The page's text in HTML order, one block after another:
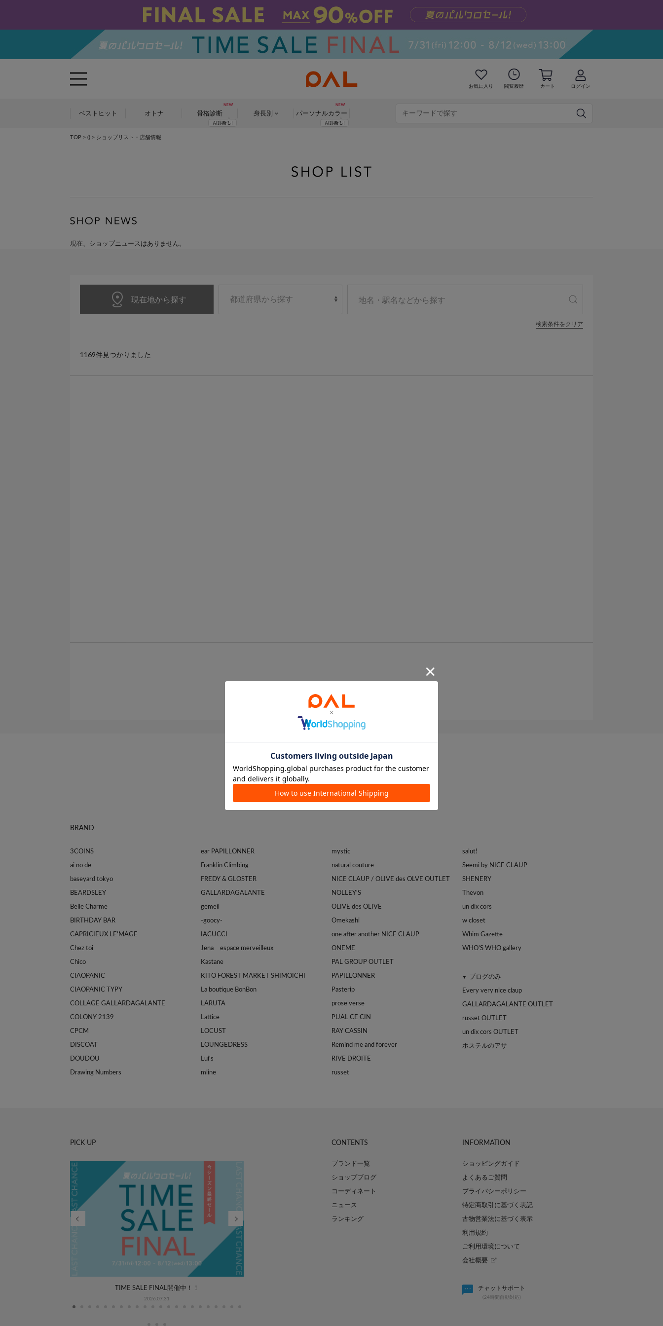
お気に入り 閲覧履歴 カート ログイン
ベストヒット オトナ 骨格診断 身長別 パーソナルカラー
TOP > () > ショップリスト・店舗情報
現在、ショップニュースはありません。
BRAND
3COINS
ai no de
baseyard tokyo
BEARDSLEY
Belle Charme
BIRTHDAY BAR
CAPRICIEUX LE'MAGE
Chez toi
Chico
CIAOPANIC
CIAOPANIC TYPY
COLLAGE GALLARDAGALANTE
COLONY 2139
CPCM
DISCOAT
DOUDOU
Drawing Numbers
ear PAPILLONNER
Franklin Climbing
FREDY & GLOSTER
GALLARDAGALANTE
gemeil
-goocy-
IACUCCI
Jena espace merveilleux
Kastane
KITO FOREST MARKET SHIMOICHI
La boutique BonBon
LARUTA
Lattice
LOCUST
LOUNGEDRESS
Lui's
mline
mystic
natural couture
NICE CLAUP / OLIVE des OLVE OUTLET
NOLLEY'S
OLIVE des OLIVE
Omekashi
one after another NICE CLAUP
ONEME
PAL GROUP OUTLET
PAPILLONNER
Pasterip
prose verse
PUAL CE CIN
RAY CASSIN
Remind me and forever
RIVE DROITE
russet
salut!
Seemi by NICE CLAUP
SHENERY
Thevon
un dix cors
w closet
Whim Gazette
WHO'S WHO gallery
▼ ブログのみ
Every very nice claup
GALLARDAGALANTE OUTLET
russet OUTLET
un dix cors OUTLET
ホステルのアサ
PICK UP
TIME SALE FINAL開催中！！
2026.07.31
パルのキュン祭り開催決定！
2026.07.31
CONTENTS
ブランド一覧
ショップブログ
コーディネート
ニュース
ランキング
INFORMATION
ショッピングガイド
よくあるご質問
プライバシーポリシー
特定商取引に基づく表記
古物営業法に基づく表示
利用規約
ご利用環境について
会社概要
チャットサポート
(24時間自動対応)